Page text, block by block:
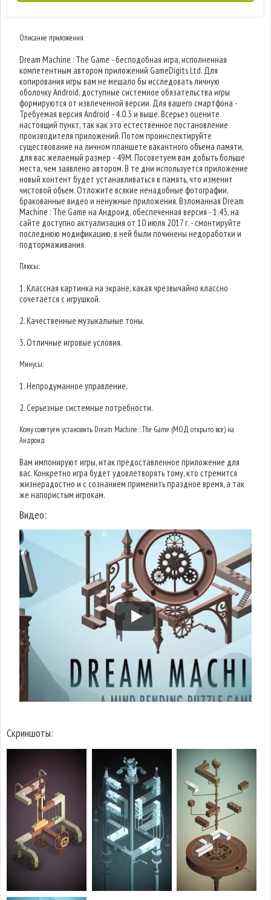
Описание приложения
Dream Machine : The Game - бесподобная игра, исполненная
компетентным автором приложений GameDigits Ltd. Для
копирования игры вам не мешало бы исследовать личную
оболочку Android, доступные системное обязательства игры
формируются от извлеченной версии. Для вашего смартфона -
Требуемая версия Android - 4.0.3 и выше. Всерьез оцените
настоящий пункт, так как это естественное постановление
производителя приложений. Потом проинспектируйте
существование на личном планшете вакантного объема памяти,
для вас желаемый размер - 49M. Посоветуем вам добыть больше
места, чем заявлено автором. В те дни используется приложение
новый контент будет устанавливаться в память, что изменит
чистовой объем. Отложите всякие ненадобные фотографии,
бракованные видео и ненужные приложения. Взломанная Dream
Machine : The Game на Андроид, обеспеченная версия - 1.43, на
сайте доступно актуализация от 10 июля 2017 г. - смонтируйте
последнюю модификацию, в ней были починены недоработки и
подтормаживания.
Плюсы:
1. Классная картинка на экране, какая чрезвычайно классно
сочетается с игрушкой.
2. Качественные музыкальные тоны.
3. Отличные игровые условия.
Минусы:
1. Непродуманное управление.
2. Серьезные системные потребности.
Кому советуем установить Dream Machine : The Game (МОД открыто все) на
Андроид
Вам импонируют игры, итак предоставленное приложение для
вас. Конкретно игра будет удовлетворять тому, кто стремится
жизнерадостно и с сознанием применить праздное время, а так
же напористым игрокам.
Видео:
Скриншоты: